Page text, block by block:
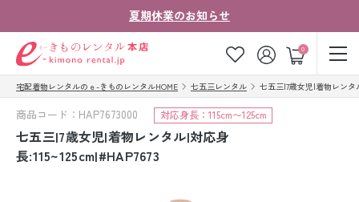
夏期休業のお知らせ
0
ゲスト
お気に入り ログイン カート
ご注文の流れ
会社案内
宅配着物レンタルのｅ-きものレンタルHOME 七五三レンタル 七五三|7歳女児|着物レンタ
商品コード：HAP7673000 対応身長：115cm〜125cm
七五三|7歳女児|着物レンタル|対応身
長:115~125cm|#HAP7673